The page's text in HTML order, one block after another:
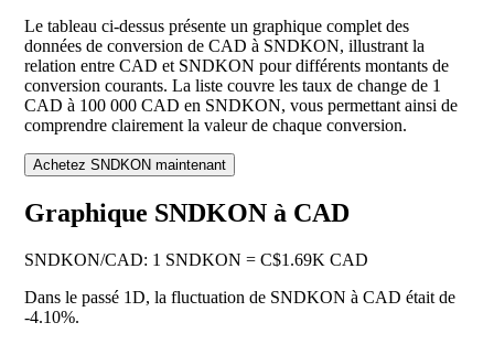
Le tableau ci-dessus présente un graphique complet des
données de conversion de CAD à SNDKON, illustrant la
relation entre CAD et SNDKON pour différents montants de
conversion courants. La liste couvre les taux de change de 1
CAD à 100 000 CAD en SNDKON, vous permettant ainsi de
comprendre clairement la valeur de chaque conversion.
Achetez SNDKON maintenant
Graphique SNDKON à CAD
SNDKON/CAD: 1 SNDKON = C$1.69K CAD
Dans le passé 1D, la fluctuation de SNDKON à CAD était de
-4.10%.